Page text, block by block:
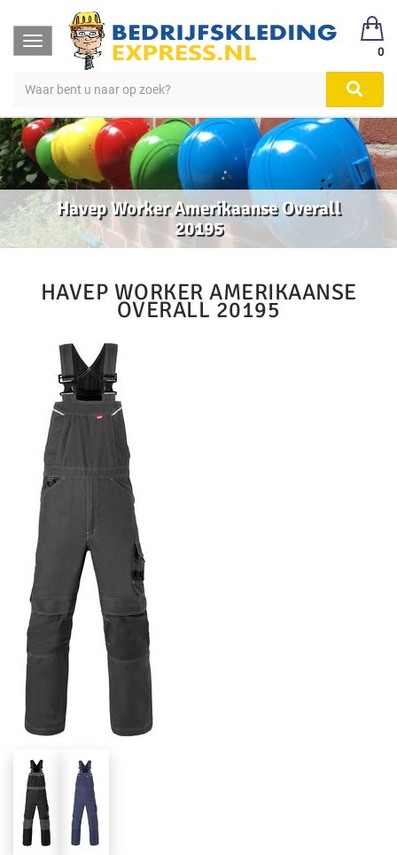
Toggle
navigation
0
Havep Worker Amerikaanse Overall
20195
HAVEP WORKER AMERIKAANSE
OVERALL 20195